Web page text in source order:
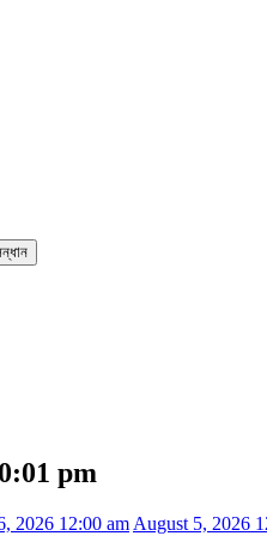
pm
2026 12:00 am August 5, 2026